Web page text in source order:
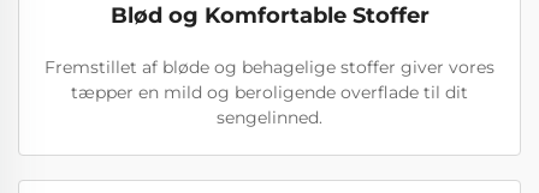
Blød og Komfortable Stoffer
Fremstillet af bløde og behagelige stoffer giver vores
tæpper en mild og beroligende overflade til dit
sengelinned.